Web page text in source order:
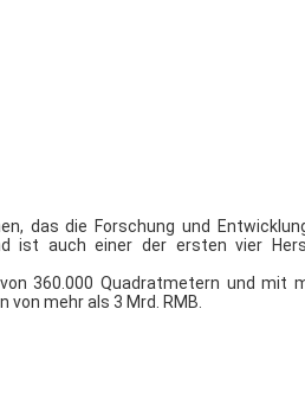
das die Forschung und
ist auch einer der ersten vier
360.000 Quadratmetern und mit
mehr als 3 Mrd. RMB.